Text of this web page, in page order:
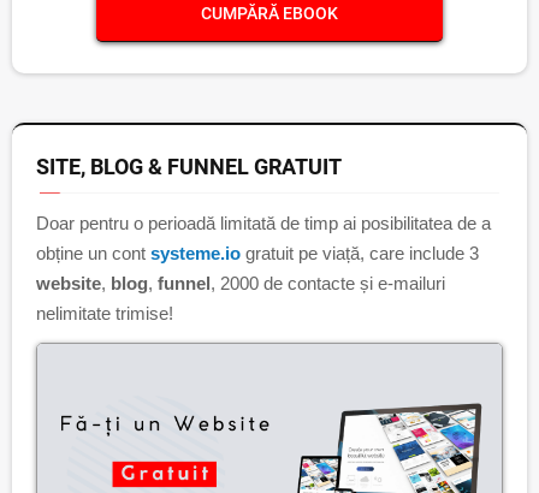
CUMPĂRĂ EBOOK
SITE, BLOG & FUNNEL GRATUIT
Doar pentru o perioadă limitată de timp ai posibilitatea de a
obține un cont systeme.io gratuit pe viață, care include 3
website, blog, funnel, 2000 de contacte și e-mailuri
nelimitate trimise!